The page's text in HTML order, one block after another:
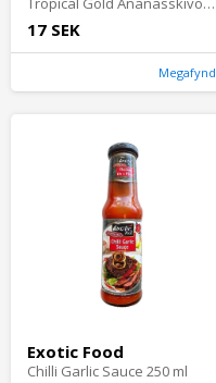
17 SEK
Megafynd
Exotic Food
Chilli Garlic Sauce 250 ml